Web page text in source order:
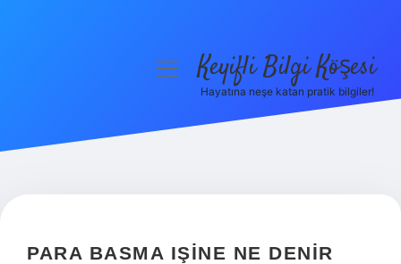
Hakkımızda
menüyüKeyifli Bilgi Köşesi
Hayatına neşe katan pratik bilgiler!
PARA BASMA IŞINE NE DENIR